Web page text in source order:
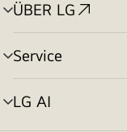
ÜBER LG
Menü
umschalten
Service
Menü
umschalten
LG AI
Menü